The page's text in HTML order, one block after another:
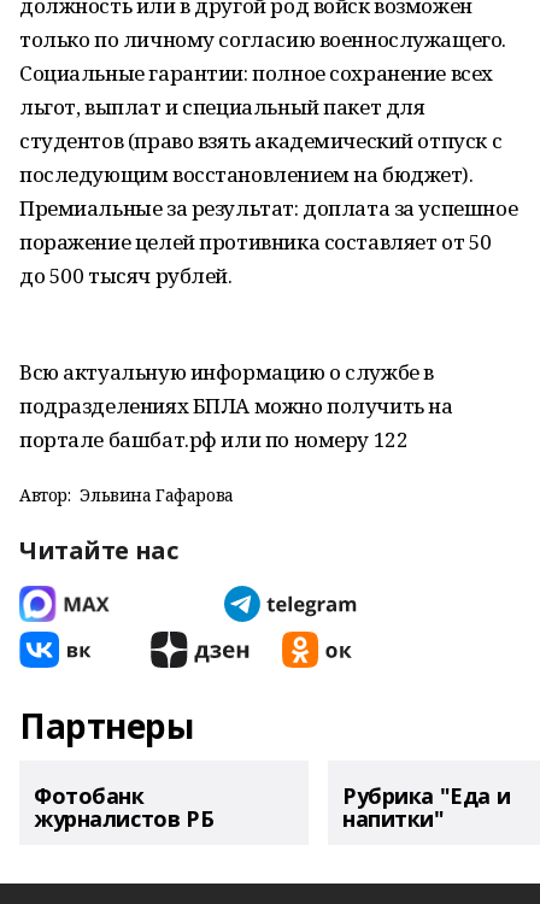
только по личному согласию военнослужащего.
Социальные гарантии: полное сохранение всех
льгот, выплат и специальный пакет для
студентов (право взять академический отпуск с
последующим восстановлением на бюджет).
Премиальные за результат: доплата за успешное
поражение целей противника составляет от 50
до 500 тысяч рублей.
Всю актуальную информацию о службе в
подразделениях БПЛА можно получить на
портале башбат.рф или по номеру 122
Автор: Эльвина Гафарова
Читайте нас
Партнеры
Фотобанк
журналистов РБ
Рубрика "Еда и
напитки"